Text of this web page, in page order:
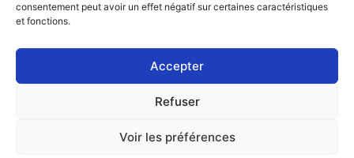
consentement peut avoir un effet négatif sur certaines caractéristiques
et fonctions.
Accepter
Refuser
Voir les préférences
Autres